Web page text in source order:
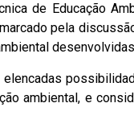
de Educação
pela
elencadas
ambiental, e